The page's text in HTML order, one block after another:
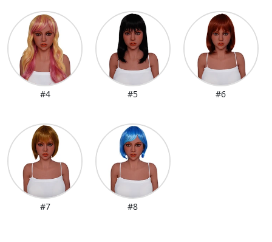
#4 #5 #6
#7 #8